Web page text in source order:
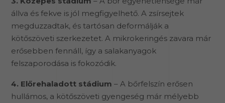
állva és fekve is jól megfigyelhető. A zsírsejtek
megduzzadtak, és tartósan deformálják a
kötőszöveti szerkezetet. A mikrokeringés zavara már
erősebben fennáll, így a salakanyagok
felszaporodása is fokozódik.
4. Előrehaladott stádium – A bőrfelszín erősen
hullámos, a kötőszöveti gyengeség már mélyebb